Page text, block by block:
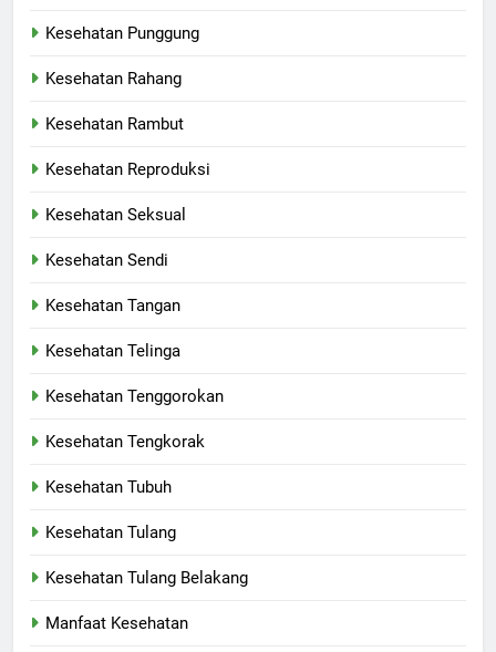
Kesehatan Punggung
Kesehatan Rahang
Kesehatan Rambut
Kesehatan Reproduksi
Kesehatan Seksual
Kesehatan Sendi
Kesehatan Tangan
Kesehatan Telinga
Kesehatan Tenggorokan
Kesehatan Tengkorak
Kesehatan Tubuh
Kesehatan Tulang
Kesehatan Tulang Belakang
Manfaat Kesehatan